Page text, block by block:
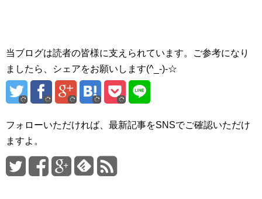
当ブログは読者の皆様に支えられています。ご参考になり
ましたら、シェアをお願いします(^_-)-☆
フォローいただければ、最新記事をSNSでご確認いただけ
ますよ。